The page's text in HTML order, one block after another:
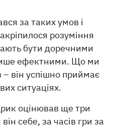
за таких умов і
розуміння
бути доречними
ефектними. Що ми
– він успішно приймає
ситуаціях.
оцінював ще три
себе, за часів гри за